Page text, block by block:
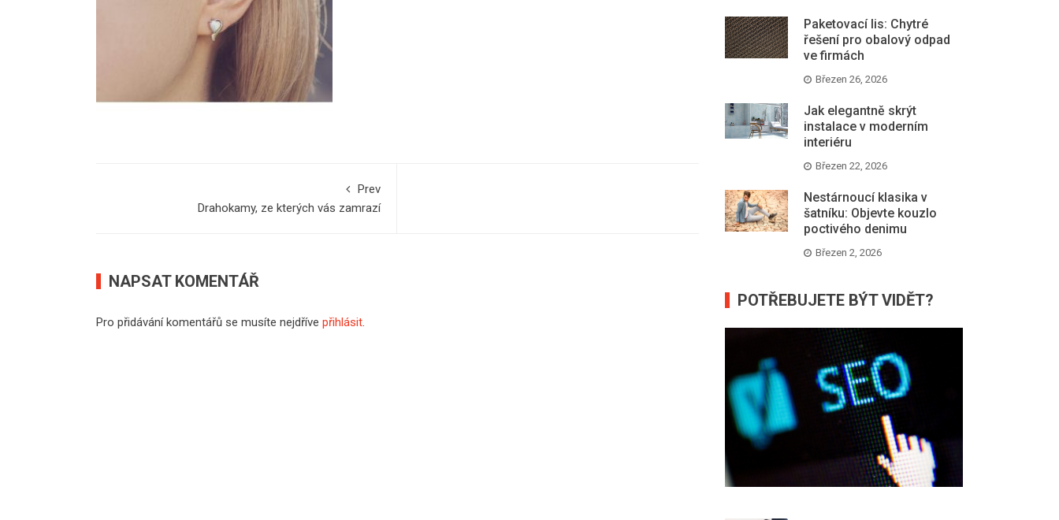
Prev
Drahokamy, ze kterých vás zamrazí
NAPSAT KOMENTÁŘ
Pro přidávání komentářů se musíte nejdříve přihlásit.
Paketovací lis: Chytré
řešení pro obalový odpad
ve firmách
Březen 26, 2026
Jak elegantně skrýt
instalace v moderním
interiéru
Březen 22, 2026
Nestárnoucí klasika v
šatníku: Objevte kouzlo
poctivého denimu
Březen 2, 2026
POTŘEBUJETE BÝT VIDĚT?